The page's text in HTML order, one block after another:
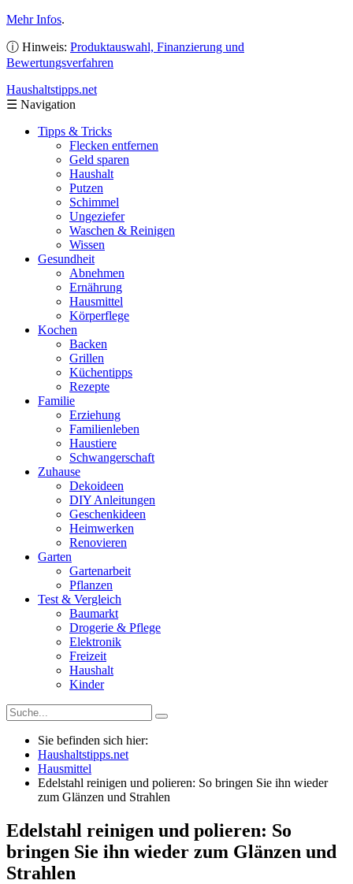
Mehr Infos.
ⓘ Hinweis: Produktauswahl, Finanzierung und
Bewertungsverfahren
Haushaltstipps.net
☰ Navigation
Tipps & Tricks
Flecken entfernen
Geld sparen
Haushalt
Putzen
Schimmel
Ungeziefer
Waschen & Reinigen
Wissen
Gesundheit
Abnehmen
Ernährung
Hausmittel
Körperflege
Kochen
Backen
Grillen
Küchentipps
Rezepte
Familie
Erziehung
Familienleben
Haustiere
Schwangerschaft
Zuhause
Dekoideen
DIY Anleitungen
Geschenkideen
Heimwerken
Renovieren
Garten
Gartenarbeit
Pflanzen
Test & Vergleich
Baumarkt
Drogerie & Pflege
Elektronik
Freizeit
Haushalt
Kinder
Sie befinden sich hier:
Haushaltstipps.net
Hausmittel
Edelstahl reinigen und polieren: So bringen Sie ihn wieder
zum Glänzen und Strahlen
Edelstahl reinigen und polieren: So
bringen Sie ihn wieder zum Glänzen und
Strahlen